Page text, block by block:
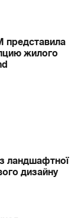
представила
жилого
ландшафтної
дизайну